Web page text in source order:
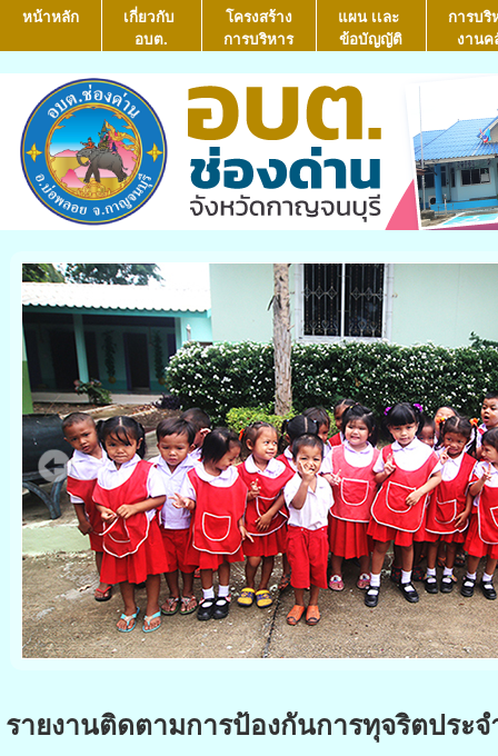
หน้าหลัก
เกี่ยวกับ
อบต.
โครงสร้าง
การบริหาร
แผน เเละ
ข้อบัญญัติ
การบริ
งานค
รายงานติดตามการป้องกันการทุจริตประจ